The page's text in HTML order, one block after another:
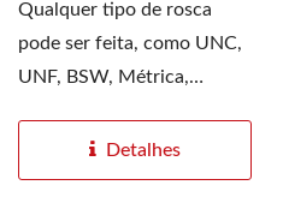
Qualquer tipo de rosca
pode ser feita, como UNC,
UNF, BSW, Métrica,
Esfera,...
Detalhes